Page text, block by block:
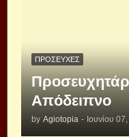
ΠΡΟΣΕΥΧΈΣ
Απόδειπνο
by Agiotopia - Ιουνίου